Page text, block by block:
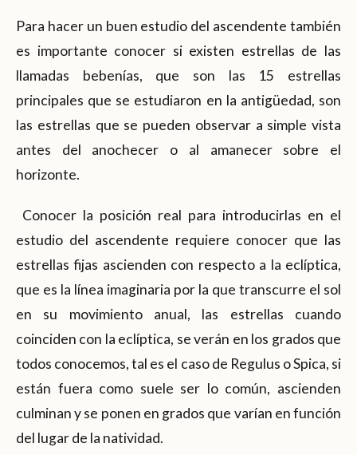
Para hacer un buen estudio del ascendente también
es importante conocer si existen estrellas de las
llamadas bebenías, que son las 15 estrellas
principales que se estudiaron en la antigüedad, son
las estrellas que se pueden observar a simple vista
antes del anochecer o al amanecer sobre el
horizonte.
Conocer la posición real para introducirlas en el
estudio del ascendente requiere conocer que las
estrellas fijas ascienden con respecto a la eclíptica,
que es la línea imaginaria por la que transcurre el sol
en su movimiento anual, las estrellas cuando
coinciden con la eclíptica, se verán en los grados que
todos conocemos, tal es el caso de Regulus o Spica, si
están fuera como suele ser lo común, ascienden
culminan y se ponen en grados que varían en función
del lugar de la natividad.